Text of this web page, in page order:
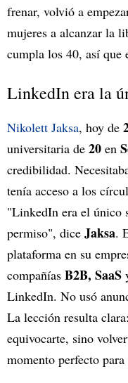
frenar, volvió a
mujeres a alcanzar la
cumpla los 40, así que
LinkedIn era la
Nikolett Jaksa, hoy de
universitaria de 20 en
credibilidad.
tenía acceso a los
"LinkedIn era el único
permiso", dice Jaksa.
plataforma en su
compañías B2B, SaaS
LinkedIn. No usó
La lección resulta
equivocarte, sino
momento perfecto para